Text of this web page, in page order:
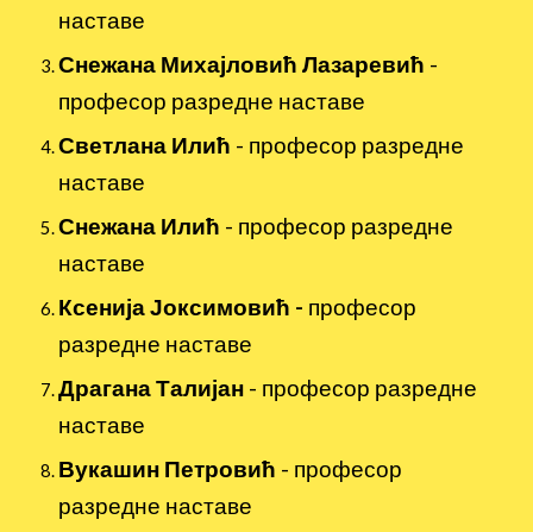
наставе
Снежана Михајловић Лазаревић -
професор разредне наставе
Светлана Илић - професор разредне
наставе
Снежана Илић - професор разредне
наставе
Ксенија Јоксимовић - професор
разредне наставе
Драгана Талијан - професор разредне
наставе
Вукашин Петровић - професор
разредне наставе